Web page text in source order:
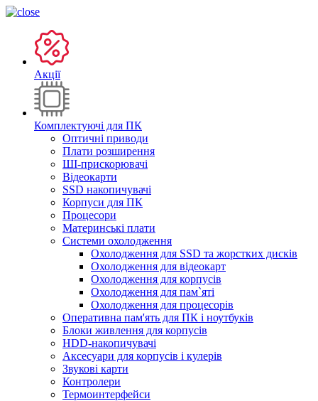
Акції
Комплектуючі для ПК
Оптичні приводи
Плати розширення
ШІ-прискорювачі
Відеокарти
SSD накопичувачі
Корпуси для ПК
Процесори
Материнські плати
Системи охолодження
Охолодження для SSD та жорстких дисків
Охолодження для відеокарт
Охолодження для корпусів
Охолодження для пам`яті
Охолодження для процесорів
Оперативна пам'ять для ПК і ноутбуків
Блоки живлення для корпусів
HDD-накопичувачі
Аксесуари для корпусів і кулерів
Звукові карти
Контролери
Термоинтерфейси